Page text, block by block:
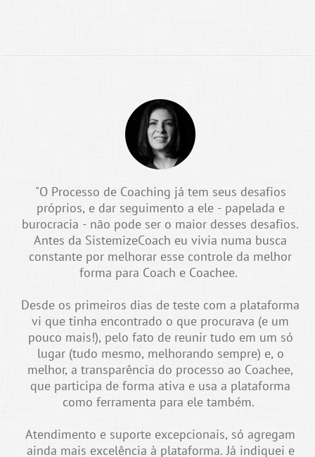
"O Processo de Coaching já tem seus desafios
próprios, e dar seguimento a ele - papelada e
burocracia - não pode ser o maior desses desafios.
Antes da SistemizeCoach eu vivia numa busca
constante por melhorar esse controle da melhor
forma para Coach e Coachee.
Desde os primeiros dias de teste com a plataforma
vi que tinha encontrado o que procurava (e um
pouco mais!), pelo fato de reunir tudo em um só
lugar (tudo mesmo, melhorando sempre) e, o
melhor, a transparência do processo ao Coachee,
que participa de forma ativa e usa a plataforma
como ferramenta para ele também.
Atendimento e suporte excepcionais, só agregam
ainda mais excelência à plataforma. Já indiquei e